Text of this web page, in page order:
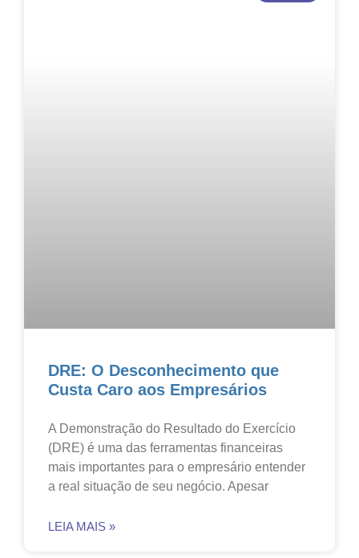
DRE: O Desconhecimento que
Custa Caro aos Empresários
A Demonstração do Resultado do Exercício
(DRE) é uma das ferramentas financeiras
mais importantes para o empresário entender
a real situação de seu negócio. Apesar
LEIA MAIS »